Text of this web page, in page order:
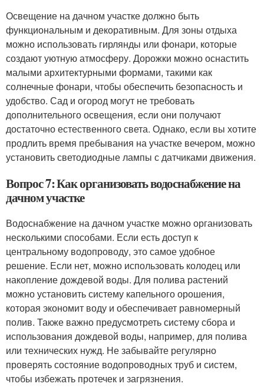
Освещение на дачном участке должно быть
функциональным и декоративным. Для зоны отдыха
можно использовать гирлянды или фонари, которые
создают уютную атмосферу. Дорожки можно оснастить
малыми архитектурными формами, такими как
солнечные фонари, чтобы обеспечить безопасность и
удобство. Сад и огород могут не требовать
дополнительного освещения, если они получают
достаточно естественного света. Однако, если вы хотите
продлить время пребывания на участке вечером, можно
установить светодиодные лампы с датчиками движения.
Вопрос 7: Как организовать водоснабжение на
дачном участке
Водоснабжение на дачном участке можно организовать
несколькими способами. Если есть доступ к
центральному водопроводу, это самое удобное
решение. Если нет, можно использовать колодец или
накопление дождевой воды. Для полива растений
можно установить систему капельного орошения,
которая экономит воду и обеспечивает равномерный
полив. Также важно предусмотреть систему сбора и
использования дождевой воды, например, для полива
или технических нужд. Не забывайте регулярно
проверять состояние водопроводных труб и систем,
чтобы избежать протечек и загрязнения.